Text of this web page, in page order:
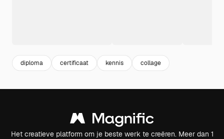
diploma certificaat kennis collage
Het creatieve platform om je beste werk te creëren. Meer dan 1